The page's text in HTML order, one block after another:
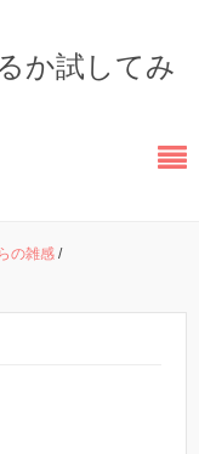
か試してみ
の雑感 /